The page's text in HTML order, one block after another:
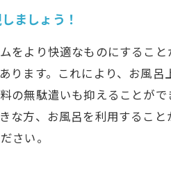
ましょう！
をより快適なものにするこ
ります。これにより、お風
の無駄遣いも抑えることが
な方、お風呂を利用するこ
さい。